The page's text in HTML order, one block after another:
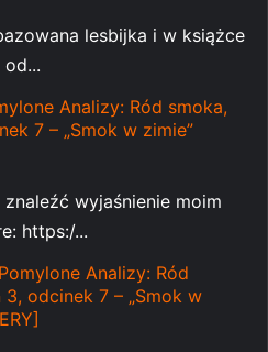
lesbijka i w książce
Analizy: Ród smoka,
7 – „Smok w zimie”
znaleźć wyjaśnienie moim
https:/...
Pomylone Analizy: Ród
3, odcinek 7 – „Smok w